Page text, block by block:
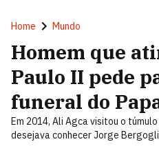
Home Mundo
Homem que
Paulo II pede
funeral do
Em 2014, Ali Agca visitou o
desejava conhecer Jorge